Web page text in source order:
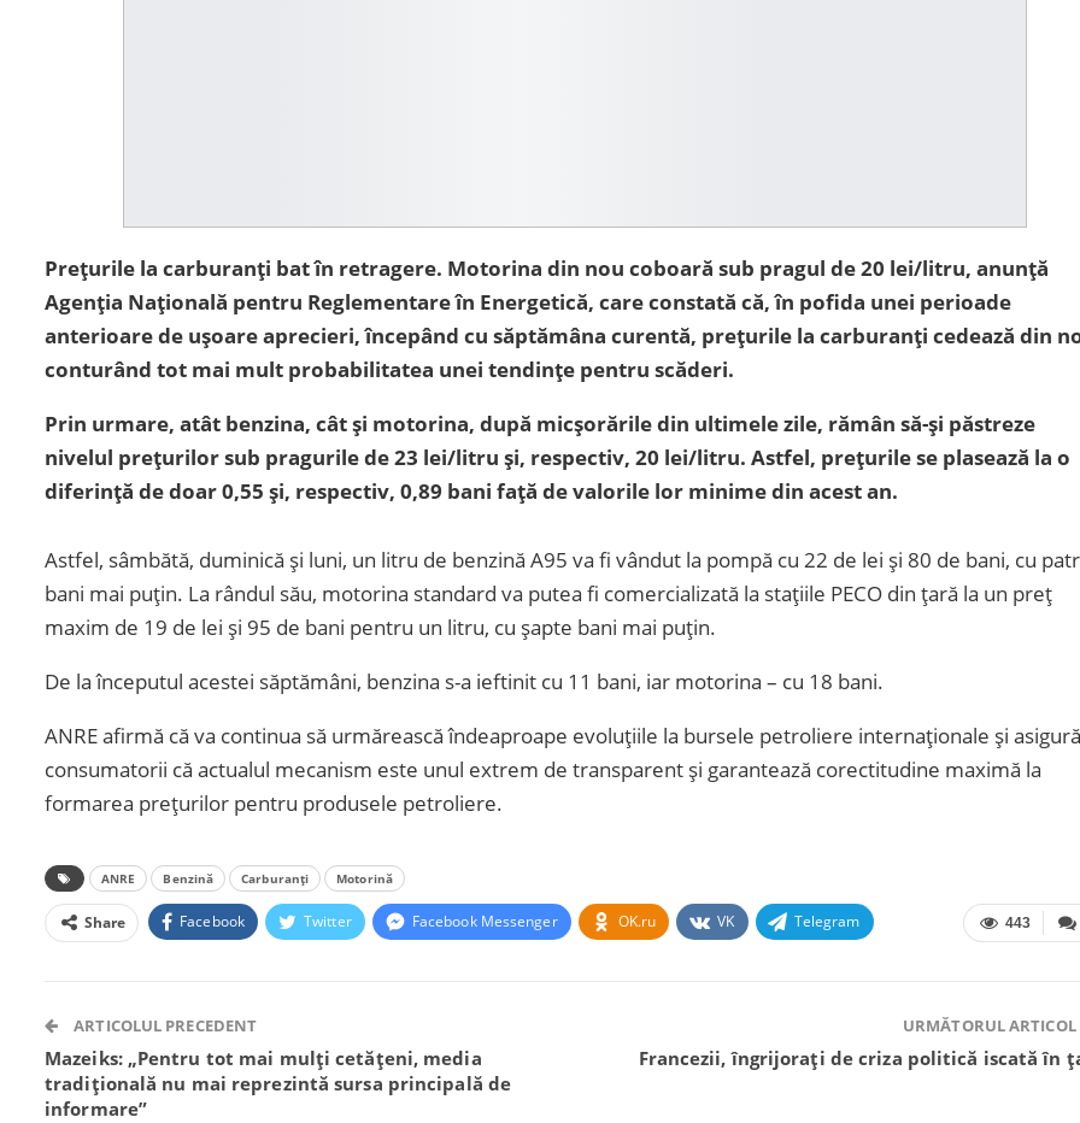
Prețurile la carburanți bat în retragere. Motorina din nou coboară sub pragul de 20 lei/litru, anunță
Agenția Națională pentru Reglementare în Energetică, care constată că, în pofida unei perioade
anterioare de ușoare aprecieri, începând cu săptămâna curentă, prețurile la carburanți cedează din
conturând tot mai mult probabilitatea unei tendințe pentru scăderi.
Prin urmare, atât benzina, cât și motorina, după micșorările din ultimele zile, rămân să-și păstreze
nivelul prețurilor sub pragurile de 23 lei/litru și, respectiv, 20 lei/litru. Astfel, prețurile se plasează la o
diferință de doar 0,55 și, respectiv, 0,89 bani față de valorile lor minime din acest an.
Astfel, sâmbătă, duminică și luni, un litru de benzină A95 va fi vândut la pompă cu 22 de lei și 80 de bani, cu
bani mai puțin. La rândul său, motorina standard va putea fi comercializată la stațiile PECO din țară la un preț
maxim de 19 de lei și 95 de bani pentru un litru, cu șapte bani mai puțin.
De la începutul acestei săptămâni, benzina s-a ieftinit cu 11 bani, iar motorina – cu 18 bani.
ANRE afirmă că va continua să urmărească îndeaproape evoluțiile la bursele petroliere internaționale și asigură
consumatorii că actualul mecanism este unul extrem de transparent și garantează corectitudine maximă la
formarea prețurilor pentru produsele petroliere.
ANRE Benzină Carburanți Motorină
443
Share Facebook Twitter Facebook Messenger OK.ru VK Telegram
ARTICOLUL PRECEDENT
Mazeiks: „Pentru tot mai mulți cetățeni, media
tradițională nu mai reprezintă sursa principală de
informare”
URMĂTORUL ARTICOL
Francezii, îngrijorați de criza politică iscată în